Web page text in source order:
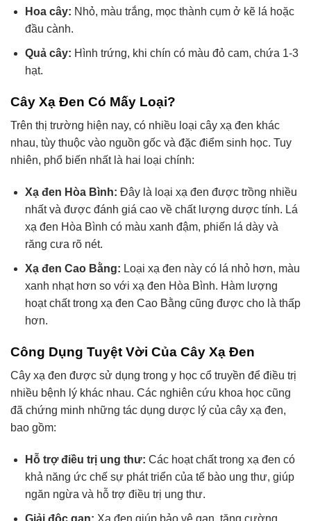
Hoa cây: Nhỏ, màu trắng, mọc thành cụm ở kẽ lá hoặc
đầu cành.
Quả cây: Hình trứng, khi chín có màu đỏ cam, chứa 1-3
hạt.
Cây Xạ Đen Có Mấy Loại?
Trên thị trường hiện nay, có nhiều loại cây xạ đen khác
nhau, tùy thuộc vào nguồn gốc và đặc điểm sinh học. Tuy
nhiên, phổ biến nhất là hai loại chính:
Xạ đen Hòa Bình: Đây là loại xạ đen được trồng nhiều
nhất và được đánh giá cao về chất lượng dược tính. Lá
xạ đen Hòa Bình có màu xanh đậm, phiến lá dày và
răng cưa rõ nét.
Xạ đen Cao Bằng: Loại xạ đen này có lá nhỏ hơn, màu
xanh nhạt hơn so với xạ đen Hòa Bình. Hàm lượng
hoạt chất trong xạ đen Cao Bằng cũng được cho là thấp
hơn.
Công Dụng Tuyệt Vời Của Cây Xạ Đen
Cây xạ đen được sử dụng trong y học cổ truyền để điều trị
nhiều bệnh lý khác nhau. Các nghiên cứu khoa học cũng
đã chứng minh những tác dụng dược lý của cây xạ đen,
bao gồm:
Hỗ trợ điều trị ung thư: Các hoạt chất trong xạ đen có
khả năng ức chế sự phát triển của tế bào ung thư, giúp
ngăn ngừa và hỗ trợ điều trị ung thư.
Giải độc gan: Xạ đen giúp bảo vệ gan, tăng cường